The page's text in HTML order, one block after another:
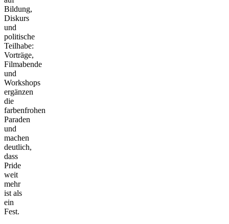
Bildung,
Diskurs
und
politische
Teilhabe:
Vorträge,
Filmabende
und
Workshops
ergänzen
die
farbenfrohen
Paraden
und
machen
deutlich,
dass
Pride
weit
mehr
ist als
ein
Fest.